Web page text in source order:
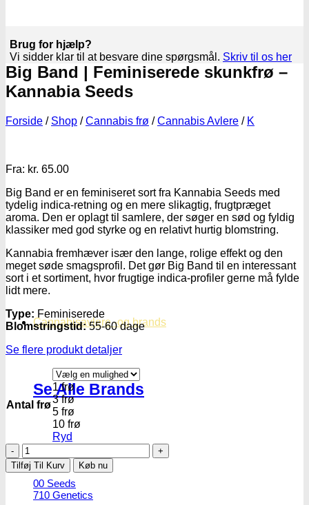
Cannabisavlere -og brands
Se Alle Brands
123
00 Seeds
710 Genetics
Brug for hjælp?
Vi sidder klar til at besvare dine spørgsmål. Skriv til os her
Big Band | Feminiserede skunkfrø –
Kannabia Seeds
Forside / Shop / Cannabis frø / Cannabis Avlere / K
Fra: kr. 65.00
Big Band er en feminiseret sort fra Kannabia Seeds med
tydelig indica-retning og en mere slikagtig, frugtpræget
aroma. Den er oplagt til samlere, der søger en sød og fyldig
klassiker med god styrke og en relativt hurtig blomstring.
Kannabia fremhæver især den lange, rolige effekt og den
meget søde smagsprofil. Det gør Big Band til en interessant
sort i et sortiment, hvor frugtige indica-profiler gerne må fylde
lidt mere.
Type: Feminiserede
Blomstringstid:55-60 dage
Se flere produkt detaljer
Antal frø
1 frø
3 frø
5 frø
10 frø
Ryd
Big
Band
|
Feminiserede
skunkfrø
Tilføj Til Kurv Køb nu